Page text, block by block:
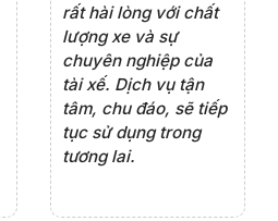
rất hài lòng với chất
lượng xe và sự
chuyên nghiệp của
tài xế. Dịch vụ tận
tâm, chu đáo, sẽ tiếp
tục sử dụng trong
tương lai.